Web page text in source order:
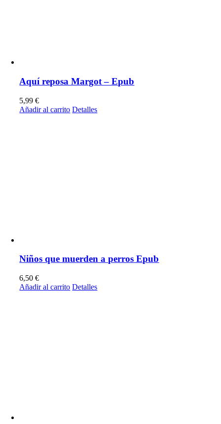
Aquí reposa Margot – Epub
5,99€
Añadir al carrito Detalles
Niños que muerden a perros Epub
6,50€
Añadir al carrito Detalles